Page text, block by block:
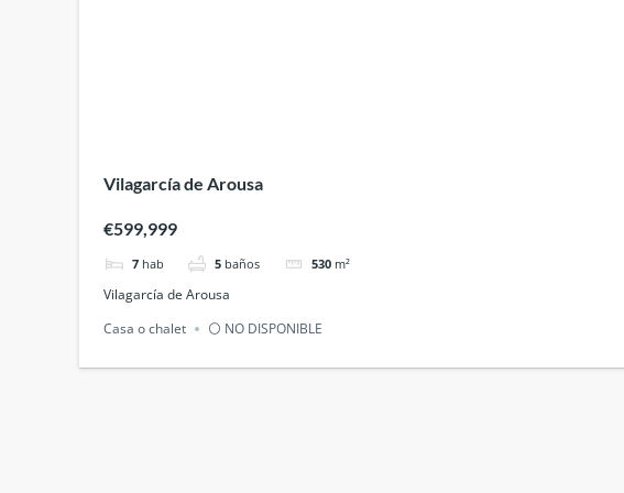
Vilagarcía de Arousa
€599,999
7 hab 5 baños 530 m²
Vilagarcía de Arousa
Casa o chalet
⚪ NO DISPONIBLE